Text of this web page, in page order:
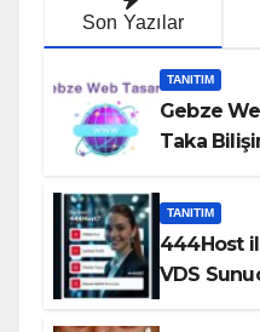
Son Yazılar
TANITIM
Gebze
Taka
TANITIM
444Host
VDS